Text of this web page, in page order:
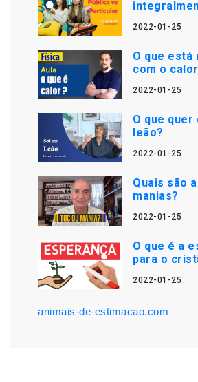
2022-01-25
O que está
com o
2022-01-25
O que
leão?
2022-01-25
Quais são
manias?
2022-01-25
O que é a
para o
2022-01-25
animais-de-estimacao.com